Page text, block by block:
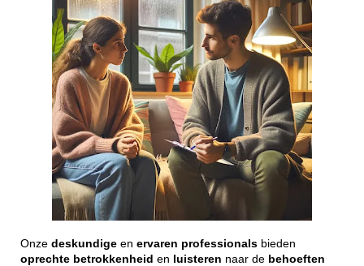
Onze deskundige en ervaren professionals bieden
oprechte betrokkenheid en luisteren naar de behoeften